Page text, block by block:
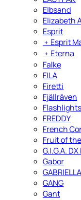
Elbsand
Elizabeth
Esprit
﹢ Esprit
﹢ Eterna
Falke
FILA
Firetti
Fjällräven
Flashlights
FREDDY
French
Fruit of
G.I.G.A.
Gabor
GANG
Gant